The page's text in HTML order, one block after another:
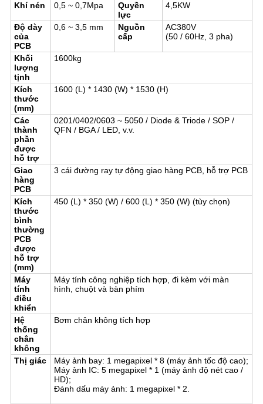
Khí nén 0,5 ~ 0,7Mpa
Quyền
lực
4,5KW
Độ dày
của
PCB
0,6 ~ 3,5 mm
Nguồn
cấp
AC380V
(50 / 60Hz, 3 pha)
Khối
lượng
tịnh
1600kg
Kích
thước
(mm)
1600 (L) * 1430 (W) * 1530 (H)
Các
thành
phần
được
hỗ trợ
0201/0402/0603 ~ 5050 / Diode & Triode / SOP /
QFN / BGA / LED, v.v.
Giao
hàng
PCB
3 cái đường ray tự động giao hàng PCB, hỗ trợ PCB
Kích
thước
bình
thường
PCB
được
hỗ trợ
(mm)
450 (L) * 350 (W) / 600 (L) * 350 (W) (tùy chọn)
Máy
tính
điều
khiển
Máy tính công nghiệp tích hợp, đi kèm với màn
hình, chuột và bàn phím
Hệ
thống
chân
không
Bơm chân không tích hợp
Thị giác
Máy ảnh bay: 1 megapixel * 8 (máy ảnh tốc độ cao);
Máy ảnh IC: 5 megapixel * 1 (máy ảnh độ nét cao /
HD);
Đánh dấu máy ảnh: 1 megapixel * 2.